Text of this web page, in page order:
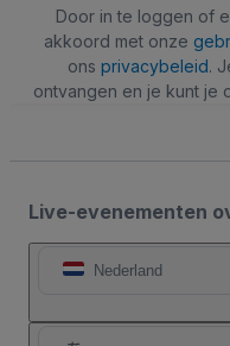
Door in te loggen of
akkoord met onze
ons privacybeleid.
ontvangen en je kunt je
Live-evenementen
Nederland